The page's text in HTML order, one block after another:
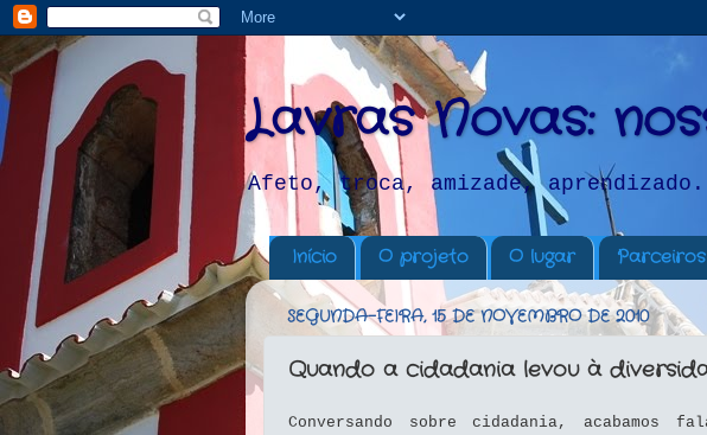
Lavras Novas:
Afeto, troca, amizade,
Início O projeto O lugar Parceiros
SEGUNDA-FEIRA, 15 DE NOVEMBRO DE 2010
Quando a cidadania levou à
Conversando sobre cidadania, acabamos